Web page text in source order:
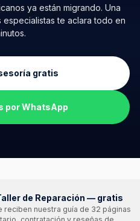
ya están migrando. Una
especialistas te aclara todo en
gratis
por WhatsApp
de Reparación — gratis
reciben nuestra guía de 32 páginas